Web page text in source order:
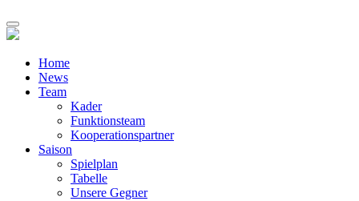
Home
News
Team
Kader
Funktionsteam
Kooperationspartner
Saison
Spielplan
Tabelle
Unsere Gegner